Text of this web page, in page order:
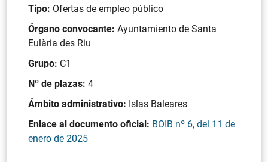
Tipo: Ofertas de empleo público
Órgano convocante: Ayuntamiento de Santa
Eulària des Riu
Grupo: C1
Nº de plazas: 4
Ámbito administrativo: Islas Baleares
Enlace al documento oficial: BOIB nº 6, del 11 de
enero de 2025